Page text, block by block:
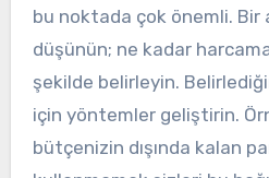
bu noktada çok önemli. Bir
düşünün; ne kadar
şekilde belirleyin.
için yöntemler geliştirin.
bütçenizin dışında kalan